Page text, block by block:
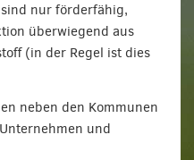
nur förderfähig,
überwiegend aus
(in der Regel ist dies
neben den Kommunen
und